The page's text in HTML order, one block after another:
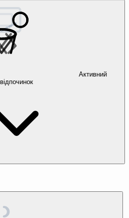
Активний
відпочинок